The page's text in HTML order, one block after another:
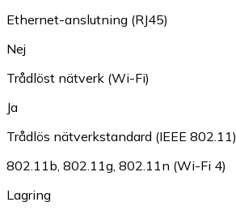
Ethernet-anslutning (RJ45)
Nej
Trådlöst nätverk (Wi-Fi)
Ja
Trådlös nätverkstandard (IEEE 802.11)
802.11b, 802.11g, 802.11n (Wi-Fi 4)
Lagring